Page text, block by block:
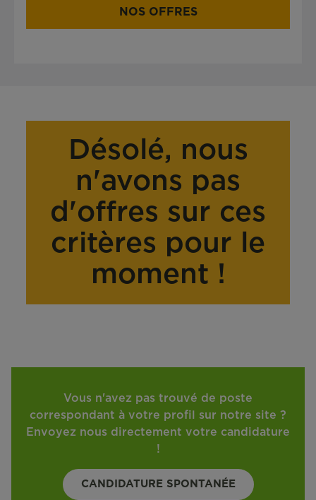
NOS OFFRES
Désolé, nous
n'avons pas
d'offres sur ces
critères pour le
moment !
Vous n'avez pas trouvé de poste
correspondant à votre profil sur notre site ?
Envoyez nous directement votre candidature
!
CANDIDATURE SPONTANÉE